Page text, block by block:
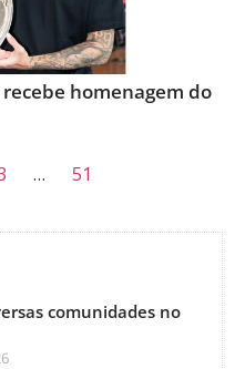
homenagem do
… 51
comunidades no